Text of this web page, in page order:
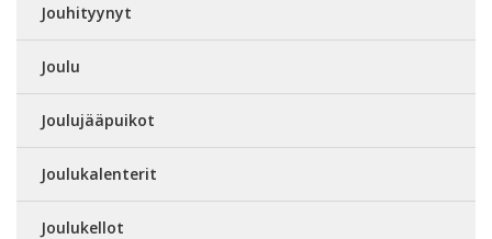
Jouhityynyt
Joulu
Joulujääpuikot
Joulukalenterit
Joulukellot